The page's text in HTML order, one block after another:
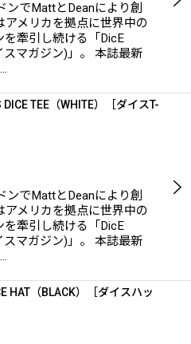
ンでMattとDeanにより創
アメリカを拠点に世界中の
を牽引し続ける「DicE
スマガジン)」。 本誌最新
DICE TEE（WHITE）［ダイスT-
ンでMattとDeanにより創
アメリカを拠点に世界中の
を牽引し続ける「DicE
スマガジン)」。 本誌最新
HAT（BLACK）［ダイスハッ